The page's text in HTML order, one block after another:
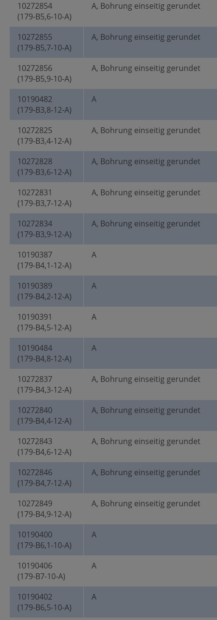
10272854
(179-B5,6-10-A)
A, Bohrung einseitig gerundet
10272855
(179-B5,7-10-A)
A, Bohrung einseitig gerundet
10272856
(179-B5,9-10-A)
A, Bohrung einseitig gerundet
10190482
(179-B3,8-12-A)
A
10272825
(179-B3,4-12-A)
A, Bohrung einseitig gerundet
10272828
(179-B3,6-12-A)
A, Bohrung einseitig gerundet
10272831
(179-B3,7-12-A)
A, Bohrung einseitig gerundet
10272834
(179-B3,9-12-A)
A, Bohrung einseitig gerundet
10190387
(179-B4,1-12-A)
A
10190389
(179-B4,2-12-A)
A
10190391
(179-B4,5-12-A)
A
10190484
(179-B4,8-12-A)
A
10272837
(179-B4,3-12-A)
A, Bohrung einseitig gerundet
10272840
(179-B4,4-12-A)
A, Bohrung einseitig gerundet
10272843
(179-B4,6-12-A)
A, Bohrung einseitig gerundet
10272846
(179-B4,7-12-A)
A, Bohrung einseitig gerundet
10272849
(179-B4,9-12-A)
A, Bohrung einseitig gerundet
10190400
(179-B6,1-10-A)
A
10190406
(179-B7-10-A)
A
10190402
(179-B6,5-10-A)
A